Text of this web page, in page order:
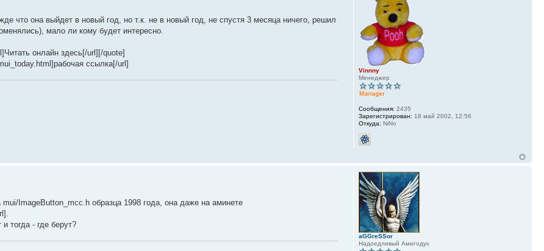
что она выйдет в новый год, но т.к. не в новый год, не спустя 3 месяца ничего, решил
мало ли кому будет интересно.
онлайн здесь[/url][/quote]
ссылка[/url]
Vinnny
Менеджер
Сообщения: 2435
Зарегистрирован: 18 май 2002, 12:56
Откуда: NiNo
ImageButton_mcc.h образца 1998 года, она даже на аминете
тогда - где берут?
aGGreSSor
Надоедливый Амигодух